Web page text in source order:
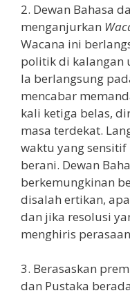
2. Dewan Bahasa
menganjurkan
Wacana ini
politik di kalangan
Ia berlangsung
mencabar
kali ketiga belas,
masa terdekat.
waktu yang
berani. Dewan
berkemungkinan
disalah ertikan,
dan jika resolusi
menghiris
3. Berasaskan
dan Pustaka